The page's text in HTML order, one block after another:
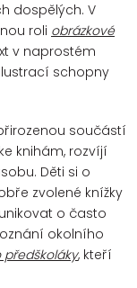
dospělých. V
roli obrázkové
v naprostém
schopny
součástí
knihám, rozvíjí
Děti si o
zvolené knížky
o často
okolního
předškoláky, kteří